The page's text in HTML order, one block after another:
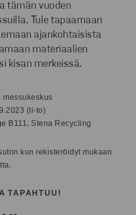
tämän vuoden
Tule tapaamaan
ajankohtaisista
materiaalien
kisan merkeissä.
messukeskus
(ti-to)
B111, Stena Recycling
kun rekisteröidyt mukaan
TAPAHTUU!